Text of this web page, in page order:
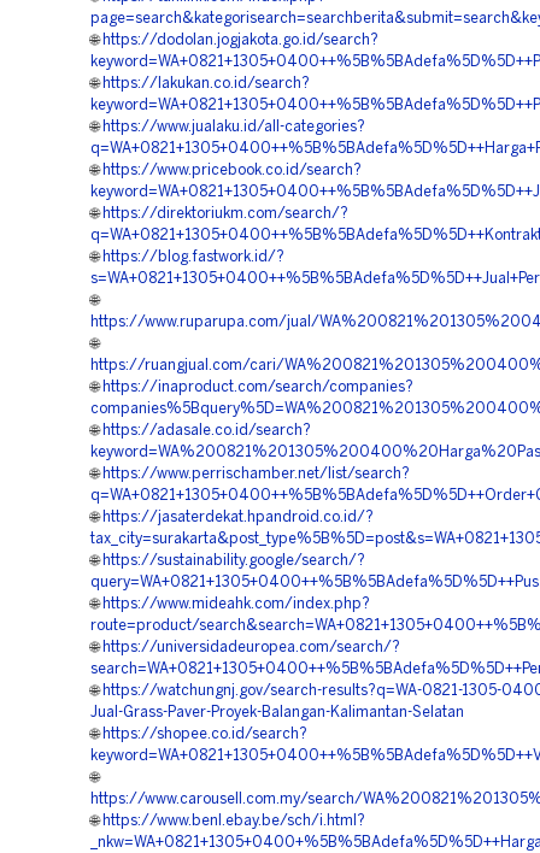
🌐 https://dodolan.jogjakota.go.id/search?
🌐 https://lakukan.co.id/search?
🌐 https://www.jualaku.id/all-categories?
🌐 https://www.pricebook.co.id/search?
🌐 https://direktoriukm.com/search/?
🌐 https://blog.fastwork.id/?
🌐
https://www.ruparupa.com/jual/
🌐
https://ruangjual.com/cari/
🌐 https://inaproduct.com/search/companies?
🌐 https://adasale.co.id/search?
🌐 https://www.perrischamber.net/list/search?
🌐 https://jasaterdekat.hpandroid.co.id/?
🌐 https://sustainability.google/search/?
🌐 https://www.mideahk.com/index.php?
route=product/
🌐 https://universidadeuropea.com/search/?
🌐 https://watchungnj.gov/search-results?q=WA-0821-1305-
Jual-Grass-Paver-Proyek-Balangan-Kalimantan-Selatan
🌐 https://shopee.co.id/search?
🌐
https://www.carousell.com.my/search/
🌐 https://www.benl.ebay.be/sch/i.html?